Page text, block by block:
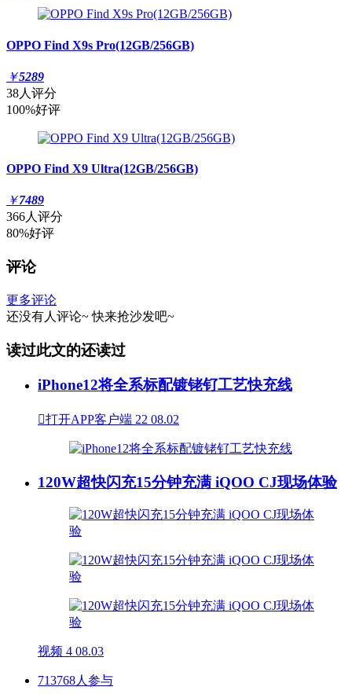
OPPO Find X9s Pro(12GB/256GB)
￥5289
38人评分
100%好评
OPPO Find X9 Ultra(12GB/256GB)
￥7489
366人评分
80%好评
评论
更多评论
还没有人评论~ 快来抢沙发吧~
读过此文的还读过
iPhone12将全系标配镀铑钌工艺快充线
打开APP客户端 22 08.02
120W超快闪充15分钟充满 iQOO CJ现场体验
视频 4 08.03
713768人参与